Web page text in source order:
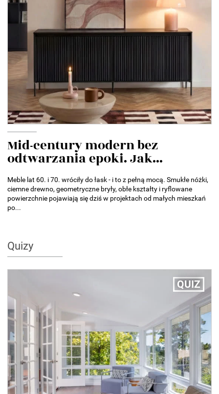
Mid-century modern bez
odtwarzania epoki. Jak...
Meble lat 60. i 70. wróciły do łask - i to z pełną mocą. Smukłe nóżki,
ciemne drewno, geometryczne bryły, obłe kształty i ryflowane
powierzchnie pojawiają się dziś w projektach od małych mieszkań
po...
Quizy
QUIZ